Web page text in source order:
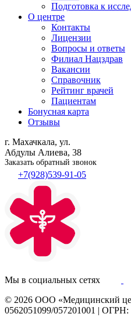
Подготовка к
О центре
Контакты
Лицензии
Вопросы и ответы
Филиал Нацздрав
Вакансии
Справочник
Рейтинг врачей
Пациентам
Бонусная карта
Отзывы
г. Махачкала, ул.
Абдулы Алиева, 38
Заказать обратный звонок
+7(928)539-91-05
Мы в социальных сетях
© 2026 ООО «Медицинский
0562051099/057201001 | ОГРН: